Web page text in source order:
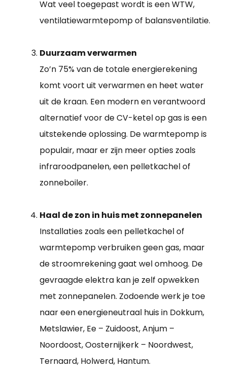
Wat veel toegepast wordt is een WTW,
ventilatiewarmtepomp of balansventilatie.
Duurzaam verwarmen
Zo’n 75% van de totale energierekening
komt voort uit verwarmen en heet water
uit de kraan. Een modern en verantwoord
alternatief voor de CV-ketel op gas is een
uitstekende oplossing. De warmtepomp is
populair, maar er zijn meer opties zoals
infraroodpanelen, een pelletkachel of
zonneboiler.
Haal de zon in huis met zonnepanelen
Installaties zoals een pelletkachel of
warmtepomp verbruiken geen gas, maar
de stroomrekening gaat wel omhoog. De
gevraagde elektra kan je zelf opwekken
met zonnepanelen. Zodoende werk je toe
naar een energieneutraal huis in Dokkum,
Metslawier, Ee – Zuidoost, Anjum –
Noordoost, Oosternijkerk – Noordwest,
Ternaard, Holwerd, Hantum.